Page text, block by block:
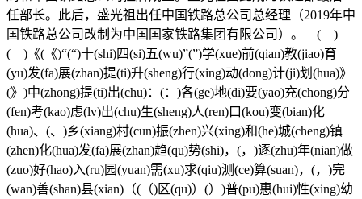
任部长。此后，盛光祖出任中国铁路总公司总经理（2019年中
国铁路总公司改制为中国国家铁路集团有限公司）。 ( )
( )《(《)“(“)十(shi)四(si)五(wu)”(”)学(xue)前(qian)教(jiao)育
(yu)发(fa)展(zhan)提(ti)升(sheng)行(xing)动(dong)计(ji)划(hua)》
(》)中(zhong)提(ti)出(chu)：(：)各(ge)地(di)要(yao)充(chong)分
(fen)考(kao)虑(lv)出(chu)生(sheng)人(ren)口(kou)变(bian)化
(hua)、(、)乡(xiang)村(cun)振(zhen)兴(xing)和(he)城(cheng)镇
(zhen)化(hua)发(fa)展(zhan)趋(qu)势(shi)，(，)逐(zhu)年(nian)做
(zuo)好(hao)入(ru)园(yuan)需(xu)求(qiu)测(ce)算(suan)，(，)完
(wan)善(shan)县(xian)（(（)区(qu)）(）)普(pu)惠(hui)性(xing)幼